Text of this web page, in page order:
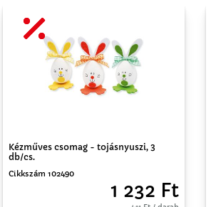
Kézműves csomag - tojásnyuszi, 3
db/cs.
Cikkszám 102490
1 232 Ft